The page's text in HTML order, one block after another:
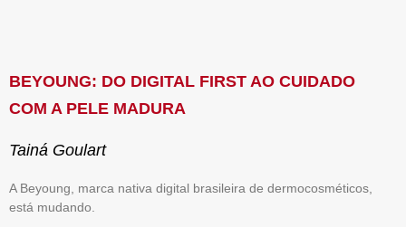
BEYOUNG: DO DIGITAL FIRST AO CUIDADO
COM A PELE MADURA
Tainá Goulart
A Beyoung, marca nativa digital brasileira de dermocosméticos,
está mudando.